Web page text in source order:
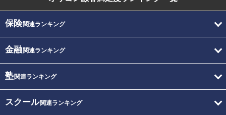
保険関連ランキング
金融関連ランキング
塾関連ランキング
スクール関連ランキング